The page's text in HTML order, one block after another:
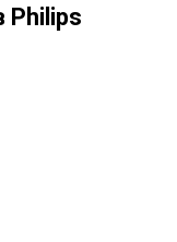
Philips